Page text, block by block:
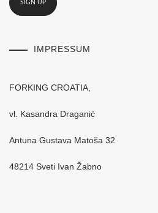
IMPRESSUM
FORKING CROATIA,
vl. Kasandra Draganić
Antuna Gustava Matoša 32
48214 Sveti Ivan Žabno